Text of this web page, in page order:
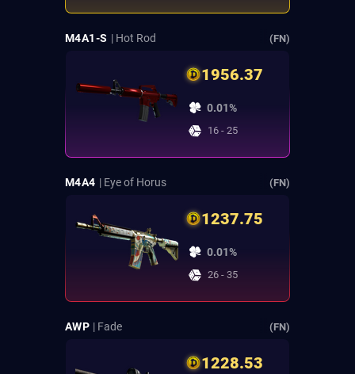
M4A1-S | Hot Rod (FN)
1956.37
0.01%
16 - 25
M4A4 | Eye of Horus (FN)
1237.75
0.01%
26 - 35
AWP | Fade (FN)
1228.53